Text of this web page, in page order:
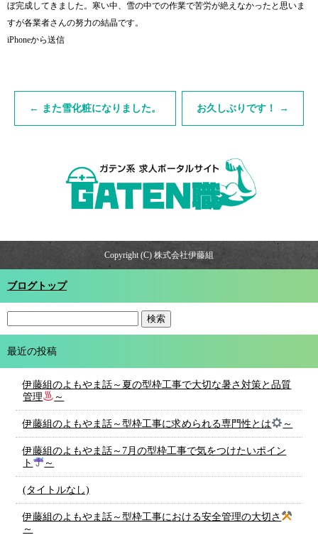
ぼ完成してきました。寒い中、雪の中での作業で苦労が絶えなかったと思いま
すが各業者さんの努力の結晶です。
iPhoneから送信
← また雪化粧になりました。 お久しぶりです！ →
Copyright (C) 株式会社伊藤組
ブログトップ
最近の投稿
伊藤組のよもやま話～夏の型枠工事で大切な暑さ対策と品質
管理
～
伊藤組のよもやま話～型枠工事に求められる専門性とは ～
伊藤組のよもやま話～7月の型枠工事で気をつけたいポイン
ト
～
(タイトルなし)
伊藤組のよもやま話～型枠工事における安全管理の大切さ
～